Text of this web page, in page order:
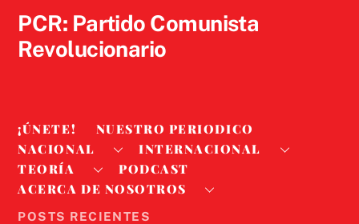
PCR: Partido Comunista
Revolucionario
¡ÚNETE!
NUESTRO PERIODICO
NACIONAL
INTERNACIONAL
TEORÍA
PODCAST
ACERCA DE NOSOTROS
POSTS RECIENTES